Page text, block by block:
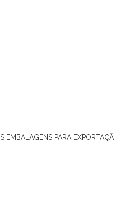
EMBALAGENS PARA